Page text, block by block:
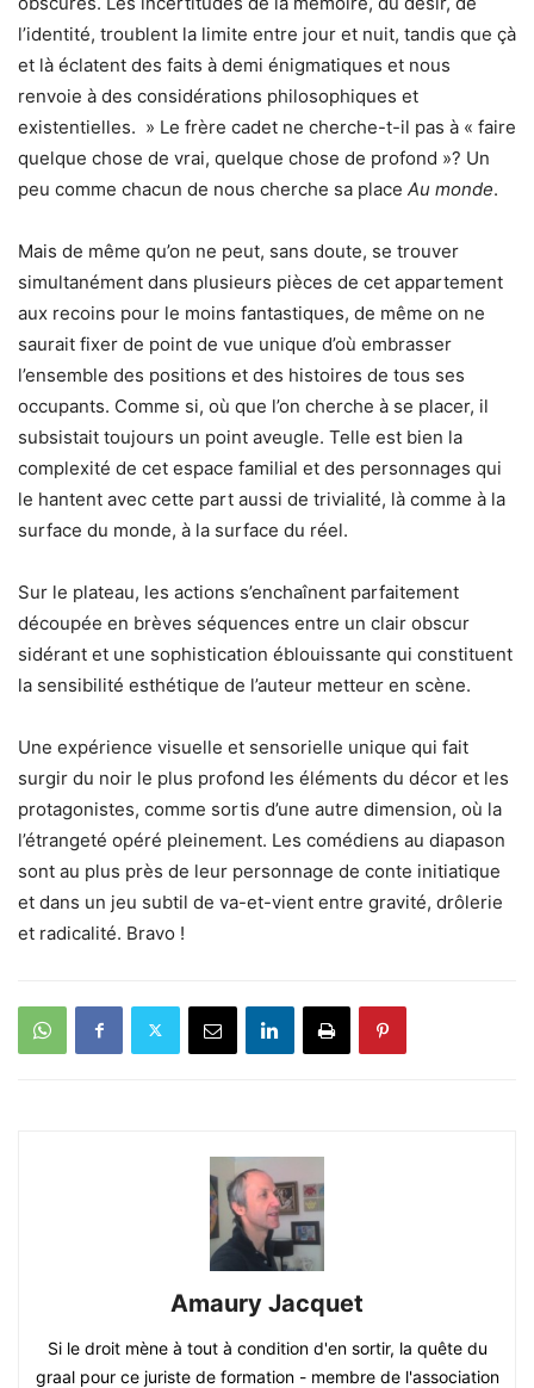
l’identité, troublent la limite entre jour et nuit, tandis que çà
et là éclatent des faits à demi énigmatiques et nous
renvoie à des considérations philosophiques et
existentielles. » Le frère cadet ne cherche-t-il pas à « faire
quelque chose de vrai, quelque chose de profond »? Un
peu comme chacun de nous cherche sa place Au monde.
Mais de même qu’on ne peut, sans doute, se trouver
simultanément dans plusieurs pièces de cet appartement
aux recoins pour le moins fantastiques, de même on ne
saurait fixer de point de vue unique d’où embrasser
l’ensemble des positions et des histoires de tous ses
occupants. Comme si, où que l’on cherche à se placer, il
subsistait toujours un point aveugle. Telle est bien la
complexité de cet espace familial et des personnages qui
le hantent avec cette part aussi de trivialité, là comme à la
surface du monde, à la surface du réel.
Sur le plateau, les actions s’enchaînent parfaitement
découpée en brèves séquences entre un clair obscur
sidérant et une sophistication éblouissante qui constituent
la sensibilité esthétique de l’auteur metteur en scène.
Une expérience visuelle et sensorielle unique qui fait
surgir du noir le plus profond les éléments du décor et les
protagonistes, comme sortis d’une autre dimension, où la
l’étrangeté opéré pleinement. Les comédiens au diapason
sont au plus près de leur personnage de conte initiatique
et dans un jeu subtil de va-et-vient entre gravité, drôlerie
et radicalité. Bravo !
Amaury Jacquet
Si le droit mène à tout à condition d'en sortir, la quête du
graal pour ce juriste de formation - membre de l'association